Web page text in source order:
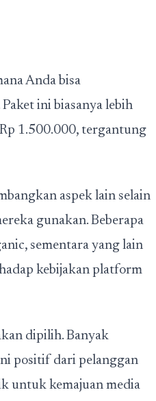
Anda bisa
ini biasanya lebih
1.500.000, tergantung
aspek lain selain
gunakan. Beberapa
sementara yang lain
kebijakan platform
dipilih. Banyak
positif dari pelanggan
untuk kemajuan media